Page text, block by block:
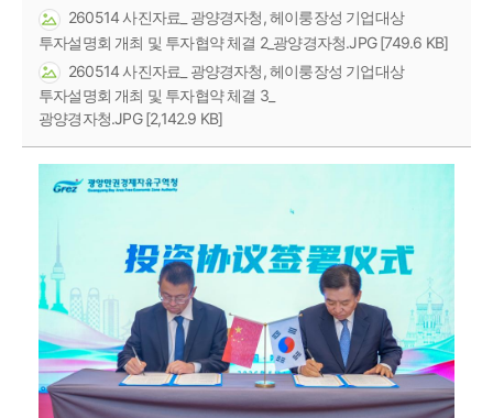
260514 사진자료_ 광양경자청, 헤이룽장성 기업대상
투자설명회 개최 및 투자협약 체결 2_광양경자청.JPG [749.6 KB]
260514 사진자료_ 광양경자청, 헤이룽장성 기업대상
투자설명회 개최 및 투자협약 체결 3_
광양경자청.JPG [2,142.9 KB]